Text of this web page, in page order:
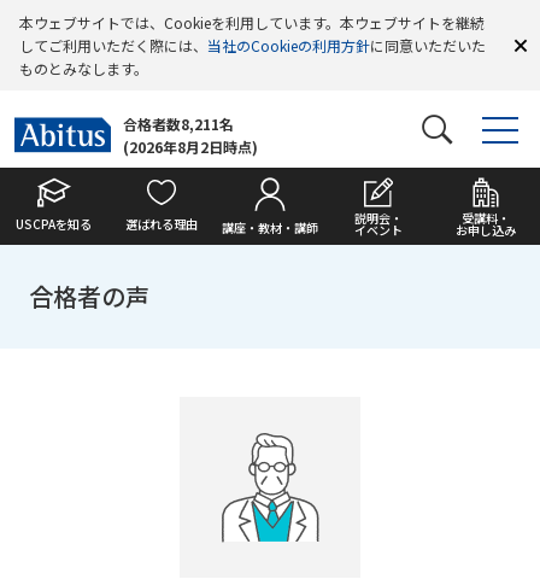
本ウェブサイトでは、Cookieを利用しています。本ウェブサイトを継続
してご利用いただく際には、 当社のCookieの利用方針に同意いただいた
ものとみなします。
合格者数8,211名
(2026年8月2日時点)
USCPAを知る 選ばれる理由 講座・教材・講師
説明会・
イベント
受講料・
お申し込み
合格者の声